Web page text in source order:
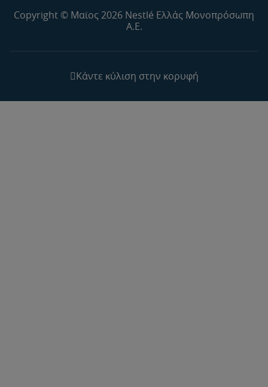
24755
Copyright © Μαϊος 2026 Nestlé Ελλάς Μονοπρόσωπη
Α.Ε.
Κάντε κύλιση στην κορυφή